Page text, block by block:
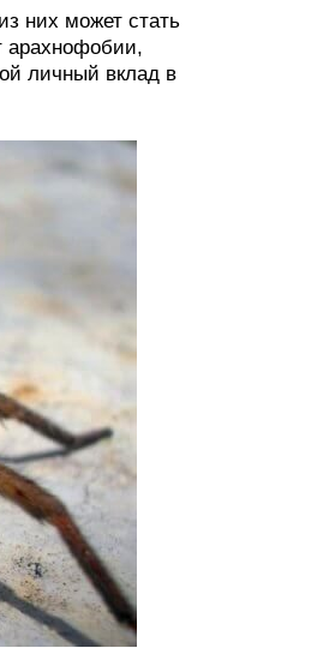
них может стать
арахнофобии,
личный вклад в